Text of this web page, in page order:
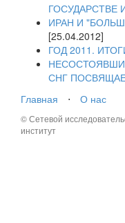
ГОСУДАРСТВЕ
ИРАН И
[25.04.2012]
ГОД 2011.
СНГ
Главная
⋅ О нас
© Сетевой
институт